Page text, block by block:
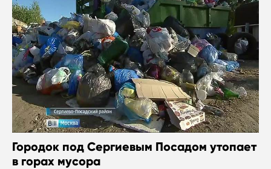
Городок под Сергиевым Посадом утопает
в горах мусора